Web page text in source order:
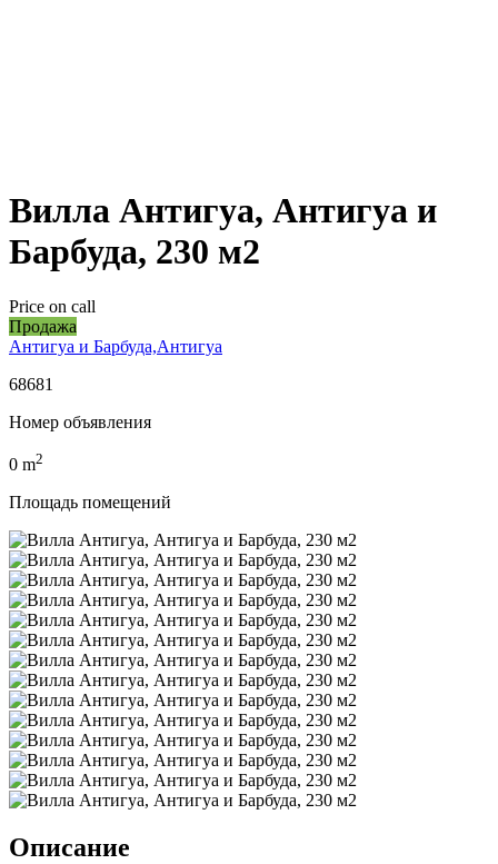
Вилла Антигуа, Антигуа и
Барбуда, 230 м2
Price on call
Продажа
Антигуа и Барбуда,Антигуа
68681
Номер объявления
0 m2
Площадь помещений
Описание